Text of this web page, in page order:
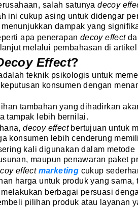
salah satunyadecoy
ini cukup asing untuk didengar
menunjukkan dampak yang
apa penerapan decoy effect
melalui pembahasan di
Effect?
teknik psikologis untuk
konsumen dengan
tambahan yang dihadirkan
tampak lebih bernilai.
decoy effect bertujuan untuk
konsumen lebih cenderung
kali digunakan dalam
maupun penawaran paket
effect marketing cukup
harga untuk produk yang
berbagai persuasi
pilihan produk atau layanan